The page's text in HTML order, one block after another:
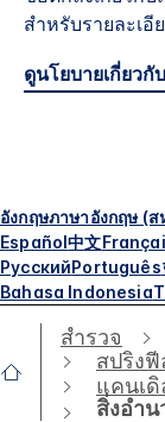
สำหรับรายละเอี
ดูนโยบายเกี่ยวกั
อังกฤษภาษาอังกฤษ (
Español中文
РусскийPortuguês
Bahasa Indonesia
สำรวจ
สปริง
แคนเ
สิ่งอำ